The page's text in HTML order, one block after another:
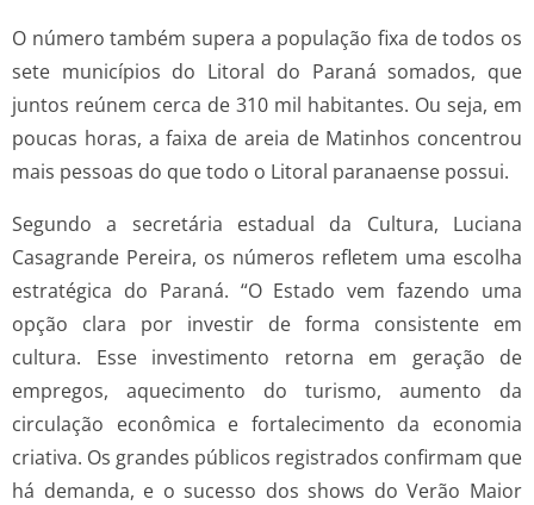
O número também supera a população fixa de todos os
sete municípios do Litoral do Paraná somados, que
juntos reúnem cerca de 310 mil habitantes. Ou seja, em
poucas horas, a faixa de areia de Matinhos concentrou
mais pessoas do que todo o Litoral paranaense possui.
Segundo a secretária estadual da Cultura, Luciana
Casagrande Pereira, os números refletem uma escolha
estratégica do Paraná. “O Estado vem fazendo uma
opção clara por investir de forma consistente em
cultura. Esse investimento retorna em geração de
empregos, aquecimento do turismo, aumento da
circulação econômica e fortalecimento da economia
criativa. Os grandes públicos registrados confirmam que
há demanda, e o sucesso dos shows do Verão Maior